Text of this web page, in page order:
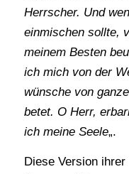
Herrscher. Und
einmischen sollte,
meinem Besten
ich mich von der
wünsche von
betet. O Herr,
ich meine Seele„.
Diese Version